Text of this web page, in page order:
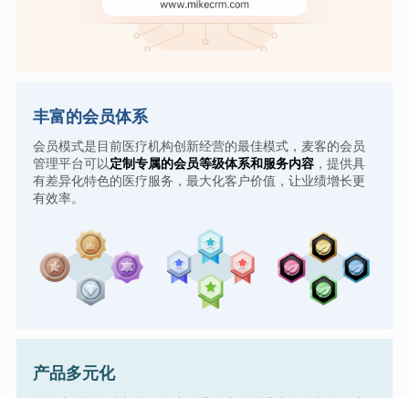
丰富的会员体系
会员模式是目前医疗机构创新经营的最佳模式，麦客的会员
管理平台可以定制专属的会员等级体系和服务内容，提供具
有差异化特色的医疗服务，最大化客户价值，让业绩增长更
有效率。
产品多元化